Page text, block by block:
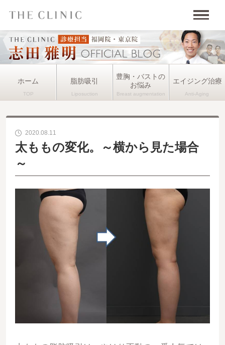
ホーム 脂肪吸引
豊胸・バストの
お悩み
エイジング治療
2020.08.11
太ももの変化。～横から見た場合
～